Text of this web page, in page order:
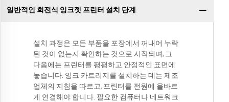
일반적인 회전식 잉크젯 프린터 설치 단계.
설치 과정은 모든 부품을 포장에서 꺼내어 누락
된 것이 없는지 확인하는 것으로 시작되며, 그
다음에는 프린터를 평평하고 안정적인 표면에
놓습니다. 잉크 카트리지를 설치하는 데는 제조
업체의 지침을 따르고, 프린터를 전원에 올바르
게 연결해야 합니다. 필요한 컴퓨터나 네트워크